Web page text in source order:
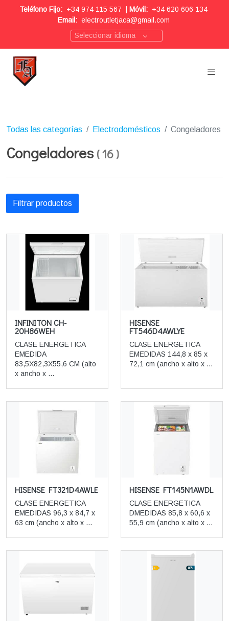
Teléfono Fijo: +34 974 115 567 Móvil: +34 620 606 134
Email: electroutletjaca@gmail.com
Seleccionar idioma
Todas las categorías Electrodomésticos Congeladores
Congeladores (16 )
Filtrar productos
INFINITON CH-
20H86WEH
CLASE ENERGETICA
EMEDIDA
83,5X82,3X55,6 CM (alto
x ancho x ...
HISENSE
FT546D4AWLYE
CLASE ENERGETICA
EMEDIDAS 144,8 x 85 x
72,1 cm (ancho x alto x ...
HISENSE FT321D4AWLE
CLASE ENERGETICA
EMEDIDAS 96,3 x 84,7 x
63 cm (ancho x alto x ...
HISENSE FT145N1AWDL
CLASE ENERGETICA
DMEDIDAS 85,8 x 60,6 x
55,9 cm (ancho x alto x ...